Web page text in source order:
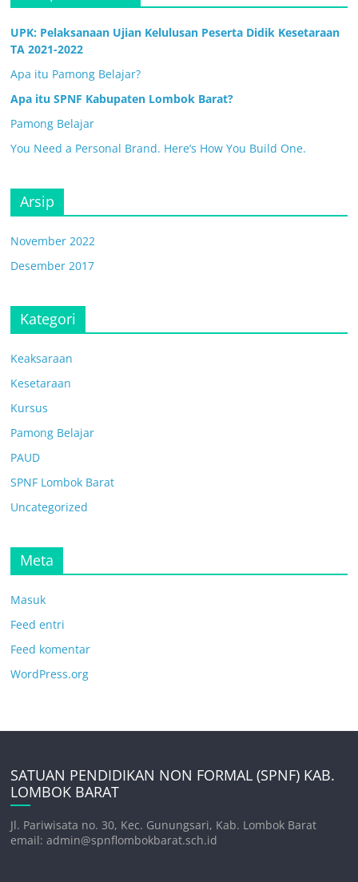
UPK: Pelaksanaan Ujian Kelulusan Peserta Didik Kesetaraan
TA 2021-2022
Apa itu Pamong Belajar?
Apa itu SPNF Kabupaten Lombok Barat?
Pamong Belajar
You Need a Personal Brand. Here’s How You Build One.
Arsip
November 2022
Desember 2017
Kategori
Keaksaraan
Kesetaraan
Kursus
Pamong Belajar
PAUD
SPNF Lombok Barat
Uncategorized
Meta
Masuk
Feed entri
Feed komentar
WordPress.org
SATUAN PENDIDIKAN NON FORMAL (SPNF) KAB.
LOMBOK BARAT
Jl. Pariwisata no. 30, Kec. Gunungsari, Kab. Lombok Barat
email: admin@spnflombokbarat.sch.id